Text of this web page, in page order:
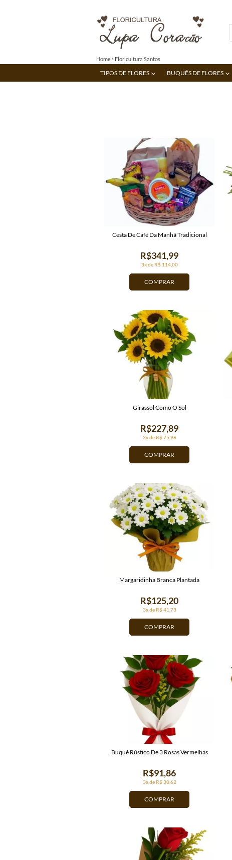
TIPOS DE FLORES BUQUÊS DE FLORES
Home Floricultura Santos
COMPRAR
3x de R$ 114,00
R$341,99
Cesta De Café Da Manhã Tradicional
COMPRAR
3x de R$ 75,96
R$227,89
Girassol Como O Sol
COMPRAR
3x de R$ 41,73
R$125,20
Margaridinha Branca Plantada
COMPRAR
3x de R$ 30,62
R$91,86
Buquê Rústico De 3 Rosas Vermelhas